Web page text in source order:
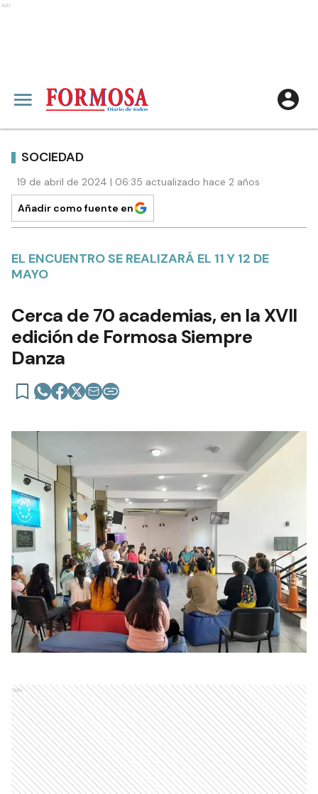
Ads
SOCIEDAD
19 de abril de 2024 | 06:35 actualizado hace 2 años
Añadir como fuente en
EL ENCUENTRO SE REALIZARÁ EL 11 Y 12 DE
MAYO
Cerca de 70 academias, en la XVII
edición de Formosa Siempre
Danza
Ads